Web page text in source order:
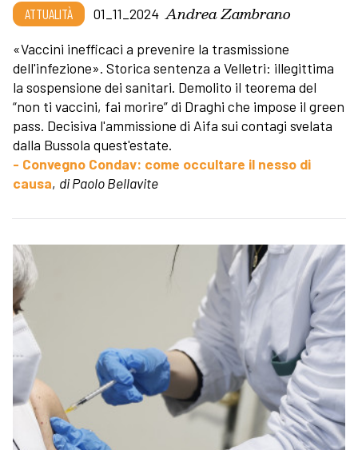
ATTUALITÀ 01_11_2024 Andrea Zambrano
«Vaccini inefficaci a prevenire la trasmissione
dell'infezione». Storica sentenza a Velletri: illegittima
la sospensione dei sanitari. Demolito il teorema del
“non ti vaccini, fai morire” di Draghi che impose il green
pass. Decisiva l'ammissione di Aifa sui contagi svelata
dalla Bussola quest'estate.
- Convegno Condav: come occultare il nesso di
causa, di Paolo Bellavite